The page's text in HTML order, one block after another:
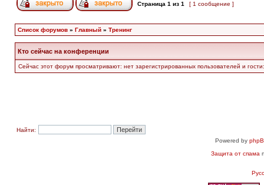
Страница 1 из 1 [ 1 сообщение ]
Список форумов » Главный » Тренинг
Кто сейчас на конференции
Сейчас этот форум просматривают: нет зарегистрированных пользователей и
Найти:
Powered by
Защита от спама